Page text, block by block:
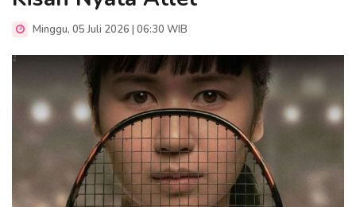
Minggu, 05 Juli 2026 | 06:30 WIB